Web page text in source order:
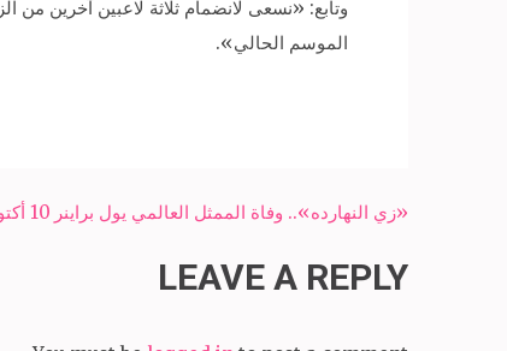
وتابع: «نسعى لانضمام ثلاثة لاعبين آخرين من
الموسم الحالي».
Post
«زي النهارده».. وفاة الممثل العالمي يول براينر 10 أكتوبر 1985
LEAVE A REPLY